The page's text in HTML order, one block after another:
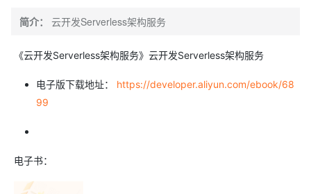
简介： 云开发Serverless架构服务
《云开发Serverless架构服务》云开发Serverless架构服务
电子版下载地址： https://developer.aliyun.com/ebook/68
99
电子书：